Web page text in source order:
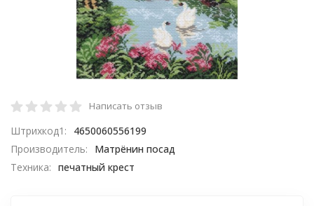
Написать отзыв
Штрихкод1:
4650060556199
Производитель:
Матрёнин посад
Техника: печатный крест